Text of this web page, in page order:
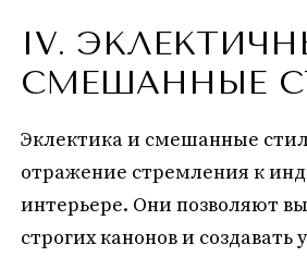
IV.
СМЕШАННЫЕ
Эклектика и смешанные
отражение стремления к
интерьере. Они позволяют
строгих канонов и создавать